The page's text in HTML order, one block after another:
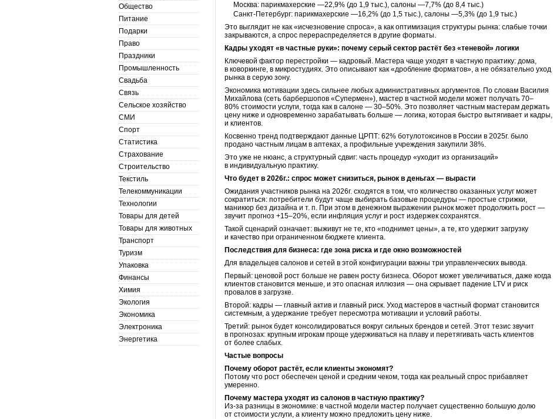
Москва: парикмахерские —22,9% (до 1,9 тыс.), салоны —7,7% (до 8,4 тыс.)
Санкт-Петербург: парикмахерские —16,2% (до 1,5 тыс.), салоны —5,3% (до 1,9 тыс.)
Это выглядит не как «исчезновение спроса», а как оптимизация структуры рынка: слабые точки
закрываются, а спрос перераспределяется в другие форматы.
Кадры уходят «в частные руки»: почему серый сектор растёт без «теневой» логики
Ключевой фактор перестройки — кадровый. Мастера чаще уходят в частную практику: дома,
в коворкинге, в микростудиях. Это описывают как «дробление форматов», а не обязательно уход
рынка в серую зону.
Экономика мотивации здесь сильнее любых административных аргументов. По словам Василия
Михайлова (сеть барбершопов «Супермен»), мастер в частной модели может получать 70–
80% стоимости услуги, тогда как в салоне — 30–50%. Это позволяет частным мастерам держать
цену ниже и одновременно зарабатывать больше — логика, которая быстро вытягивает и кадры,
и клиентов.
Косвенно тренд подтверждают данные ЦРПТ: 62% ботулотоксинов в России в 2025г. было
продано частным лицам в аптеках, а профильные учреждения закупили 38%.
Это уже не нюанс, а структурный сдвиг: часть процедур «уходит из организаций»
в индивидуальную практику.
Что будет в 2026г.: спрос может снизиться, рынок в деньгах — вырасти
Ожидания участников рынка на 2026г. сходятся в том, что количество оказанных услуг может
сократиться: потребители будут чаще выбирать базовые процедуры — простые стрижки,
маникюр без дизайна и т. п. При этом в денежном выражении рынок может продолжить рост —
звучит прогноз +15–20%, если инфляция услуг и рост издержек сохранятся.
Такой сценарий означает: выживут не те, кто «поднимет цены», а те, кто удержит загрузку
и качество при ограниченном бюджете клиента.
Последствия для бизнеса: где зона риска и где окно возможностей
Для владельцев салонов и сетей в этой конфигурации важны три управленческих вывода.
Первый: ценовой рост больше не равен росту бизнеса. Оборот может увеличиваться, даже когда
клиентов становится меньше, и это опасная иллюзия — она скрывает падение LTV и риск
провалов в загрузке.
Второй: кадры — главный актив и главный риск. Уход мастеров в частный формат становится
системным, а удержание требует пересмотра мотивации и условий работы.
Третий: рынок будет консолидироваться вокруг сильных брендов и сетей. Этот тезис звучит
в прогнозах: крупным игрокам проще удерживаться на плаву и перетягивать часть клиентов
от более слабых.
Частые вопросы
Почему оборот растёт, если клиенты экономят?
Потому что рост обеспечен ценой и средним чеком, тогда как реальный спрос прибавляет
умеренно.
Почему мастера уходят из салонов в частную практику?
Из-за разницы в экономике: в частной модели мастер получает существенно большую долю
от стоимости услуги, а клиенту можно предложить цену ниже.
Общество
Питание
Подарки
Право
Праздники
Промышленность
Свадьба
Связь
Сельское хозяйство
СМИ
Спорт
Статистика
Страхование
Строительство
Текстиль
Телекоммуникации
Технологии
Товары для детей
Товары для животных
Транспорт
Туризм
Упаковка
Финансы
Химия
Экология
Экономика
Электроника
Энергетика